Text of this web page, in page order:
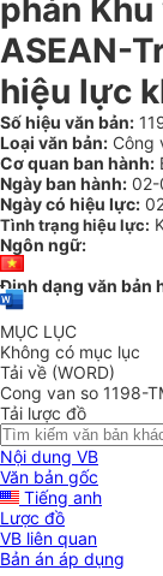
phán
ASEAN-
hiệu lực
Số hiệu văn bản:
Loại văn bản: Công
Cơ quan ban hành:
Ngày ban hành: 02-
Ngày có hiệu lực:
Tình trạng hiệu lực:
Ngôn ngữ:
Định dạng văn bản
MỤC LỤC
Không có mục lục
Tải về (WORD)
Cong van so 1198-
Tải lược đồ
Nội dung VB
Văn bản gốc
Tiếng anh
Lược đồ
VB liên quan
Bản án áp dụng